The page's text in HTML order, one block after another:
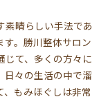
素晴らしい手法であ
す。勝川整体サロン
じて、多くの方々に
日々の生活の中で溜
もみほぐしは非常